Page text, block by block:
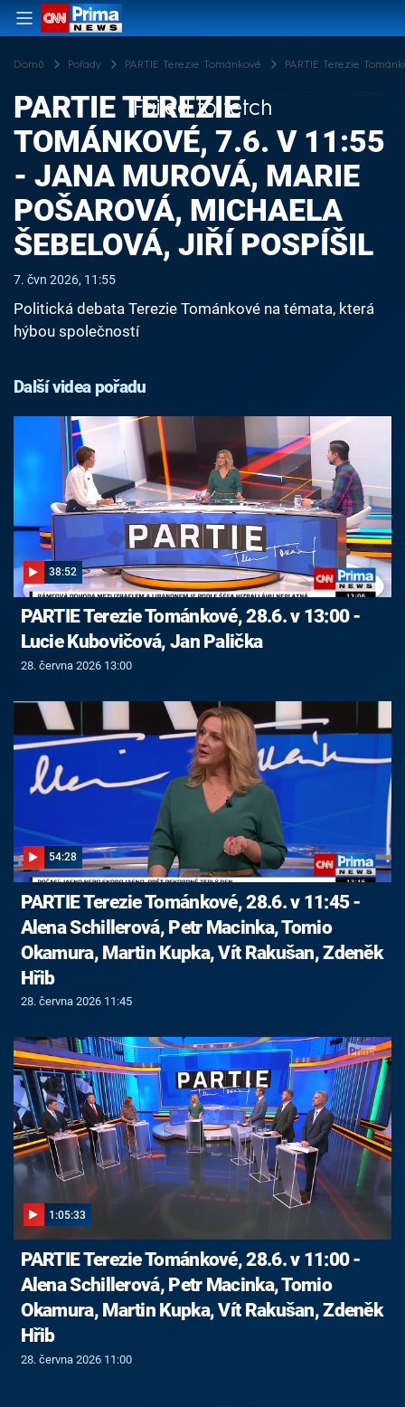
Domů Pořady PARTIE Terezie Tománkové PARTIE Terezie
Failed to fetch
PARTIE TEREZIE
TOMÁNKOVÉ, 7.6. V 11:55
- JANA MUROVÁ, MARIE
POŠAROVÁ, MICHAELA
ŠEBELOVÁ, JIŘÍ POSPÍŠIL
7. čvn 2026, 11:55
Politická debata Terezie Tománkové na témata, která
hýbou společností
Další videa pořadu
38:52
PARTIE Terezie Tománkové, 28.6. v 13:00 -
Lucie Kubovičová, Jan Palička
28. června 2026 13:00
54:28
PARTIE Terezie Tománkové, 28.6. v 11:45 -
Alena Schillerová, Petr Macinka, Tomio
Okamura, Martin Kupka, Vít Rakušan, Zdeněk
Hřib
28. června 2026 11:45
1:05:33
PARTIE Terezie Tománkové, 28.6. v 11:00 -
Alena Schillerová, Petr Macinka, Tomio
Okamura, Martin Kupka, Vít Rakušan, Zdeněk
Hřib
28. června 2026 11:00